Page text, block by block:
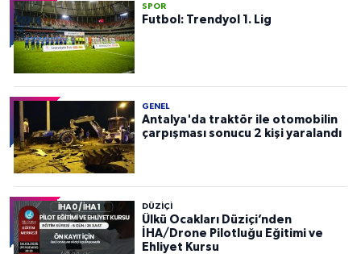
SPOR
Futbol: Trendyol 1. Lig
GENEL
Antalya'da traktör ile otomobilin
çarpışması sonucu 2 kişi yaralandı
DÜZIÇI
Ülkü Ocakları Düziçi’nden
İHA/Drone Pilotluğu Eğitimi ve
Ehliyet Kursu